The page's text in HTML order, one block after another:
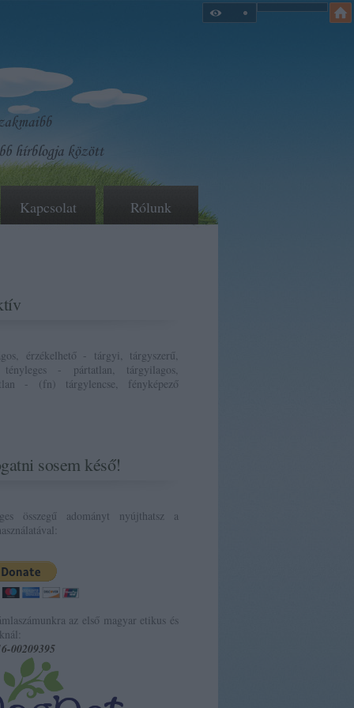
Kapcsolat Rólunk
érzékelhető - tárgyi, tárgyszerű,
tényleges - pártatlan, tárgyilagos,
- (fn) tárgylencse, fényképező
sosem késő!
összegű adományt nyújthatsz a
az első magyar etikus és
00209395